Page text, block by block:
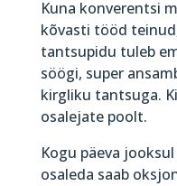
Kuna konverentsi
kõvasti tööd
tantsupidu tuleb
söögi, super
kirgliku tantsuga.
osalejate poolt.
Kogu päeva
osaleda saab